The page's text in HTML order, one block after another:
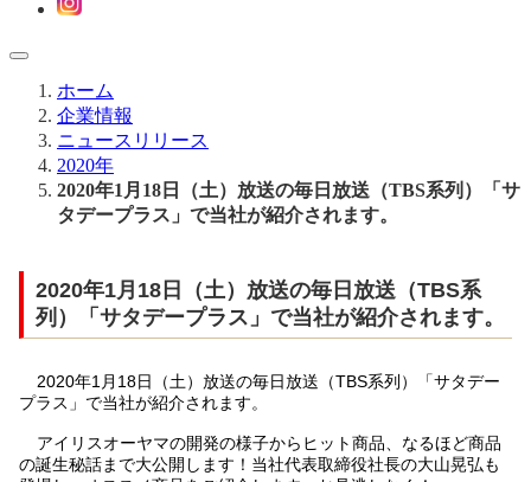
ホーム
企業情報
ニュースリリース
2020年
2020年1月18日（土）放送の毎日放送（TBS系列）「サ
タデープラス」で当社が紹介されます。
2020年1月18日（土）放送の毎日放送（TBS系
列）「サタデープラス」で当社が紹介されます。
2020年1月18日（土）放送の毎日放送（TBS系列）「サタデー
プラス」で当社が紹介されます。
アイリスオーヤマの開発の様子からヒット商品、なるほど商品
の誕生秘話まで大公開します！当社代表取締役社長の大山晃弘も